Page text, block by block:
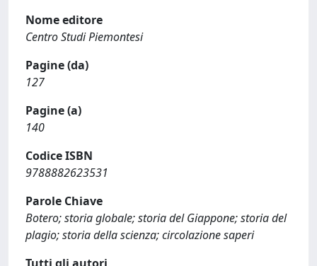
Nome editore
Centro Studi Piemontesi
Pagine (da)
127
Pagine (a)
140
Codice ISBN
9788882623531
Parole Chiave
Botero; storia globale; storia del Giappone; storia del
plagio; storia della scienza; circolazione saperi